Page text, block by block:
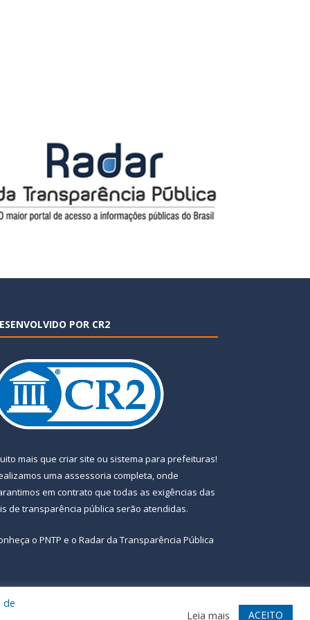
POR CR2
mais que criar site ou sistema para prefeituras!
uma assessoria completa, onde
em contrato que todas as exigências das
de transparência pública serão atendidas.
o PNTP e o Radar da Transparência Pública
Acessar Webmail
de
Leia mais ACEITO